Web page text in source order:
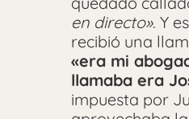
en directo». Y
recibió una
«era mi
llamaba era
impuesta por